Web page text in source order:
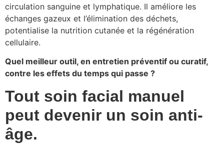
circulation sanguine et lymphatique. Il améliore les
échanges gazeux et l’élimination des déchets,
potentialise la nutrition cutanée et la régénération
cellulaire.
Quel meilleur outil, en entretien préventif ou curatif,
contre les effets du temps qui passe ?
Tout soin facial manuel
peut devenir un soin anti-
âge.